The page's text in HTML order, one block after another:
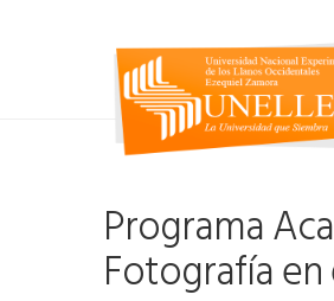
Programa
Fotografía